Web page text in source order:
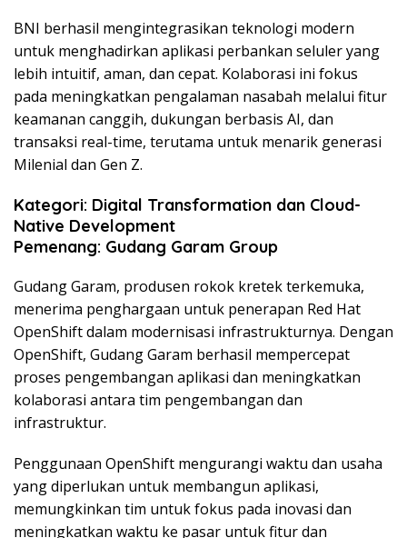
BNI berhasil mengintegrasikan teknologi modern
untuk menghadirkan aplikasi perbankan seluler yang
lebih intuitif, aman, dan cepat. Kolaborasi ini fokus
pada meningkatkan pengalaman nasabah melalui fitur
keamanan canggih, dukungan berbasis AI, dan
transaksi real-time, terutama untuk menarik generasi
Milenial dan Gen Z.
Kategori: Digital Transformation dan Cloud-
Native Development
Pemenang: Gudang Garam Group
Gudang Garam, produsen rokok kretek terkemuka,
menerima penghargaan untuk penerapan Red Hat
OpenShift dalam modernisasi infrastrukturnya. Dengan
OpenShift, Gudang Garam berhasil mempercepat
proses pengembangan aplikasi dan meningkatkan
kolaborasi antara tim pengembangan dan
infrastruktur.
Penggunaan OpenShift mengurangi waktu dan usaha
yang diperlukan untuk membangun aplikasi,
memungkinkan tim untuk fokus pada inovasi dan
meningkatkan waktu ke pasar untuk fitur dan